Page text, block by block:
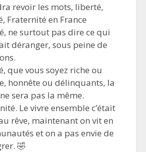
revoir les mots, liberté,
Fraternité en France
ne surtout pas dire ce qui
déranger, sous peine de
que vous soyez riche ou
honnête ou délinquants, la
sera pas la même.
Le vivre ensemble c’était
rêve, maintenant on vit en
et on a pas envie de
🤣